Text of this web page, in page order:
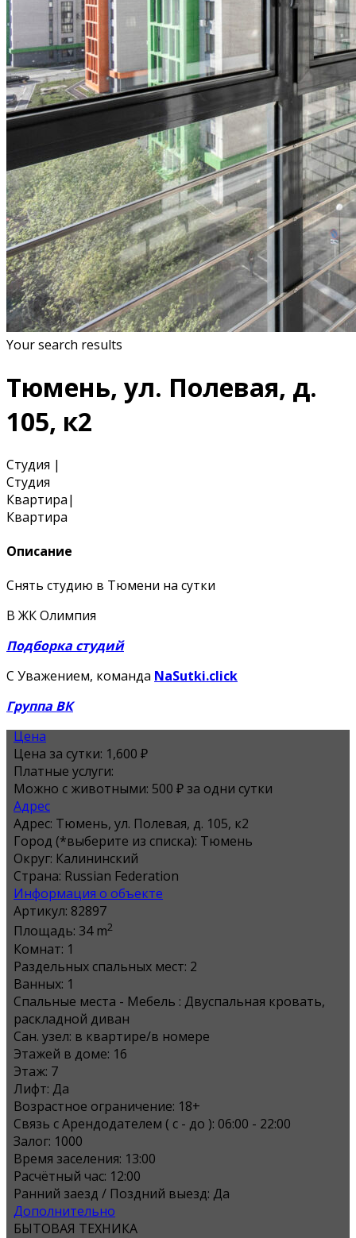
Your search results
Тюмень, ул. Полевая, д.
105, к2
Студия |
Студия
Квартира|
Квартира
Описание
Снять студию в Тюмени на сутки
В ЖК Олимпия
Подборка студий
С Уважением, команда NaSutki.click
Группа ВК
Цена
Цена за сутки: 1,600 ₽
Платные услуги:
Можно с животными: 500 ₽ за одни сутки
Адрес
Адрес: Тюмень, ул. Полевая, д. 105, к2
Город (*выберите из списка): Тюмень
Округ: Калининский
Страна: Russian Federation
Информация о объекте
Артикул: 82897
Площадь: 34 m2
Комнат: 1
Раздельных спальных мест: 2
Ванных: 1
Спальные места - Мебель : Двуспальная кровать,
раскладной диван
Сан. узел: в квартире/в номере
Этажей в доме: 16
Этаж: 7
Лифт: Да
Возрастное ограничение: 18+
Связь с Арендодателем ( с - до ): 06:00 - 22:00
Залог: 1000
Время заселения: 13:00
Расчётный час: 12:00
Ранний заезд / Поздний выезд: Да
Дополнительно
БЫТОВАЯ ТЕХНИКА